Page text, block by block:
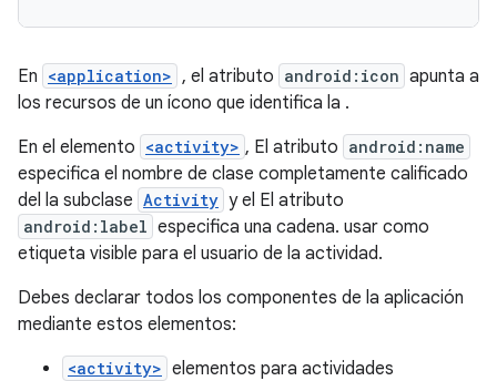
En <application> , el atributo android:icon apunta a
los recursos de un ícono que identifica la .
En el elemento <activity> , El atributo android:name
especifica el nombre de clase completamente calificado
del la subclase Activity y el El atributo
android:label especifica una cadena. usar como
etiqueta visible para el usuario de la actividad.
Debes declarar todos los componentes de la aplicación
mediante estos elementos:
<activity> elementos para actividades